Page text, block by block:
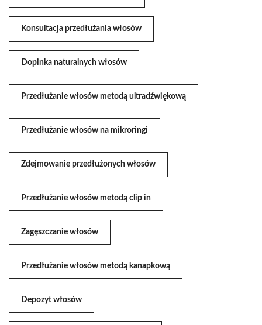
Konsultacja przedłużania włosów
Dopinka naturalnych włosów
Przedłużanie włosów metodą ultradźwiękową
Przedłużanie włosów na mikroringi
Zdejmowanie przedłużonych włosów
Przedłużanie włosów metodą clip in
Zagęszczanie włosów
Przedłużanie włosów metodą kanapkową
Depozyt włosów